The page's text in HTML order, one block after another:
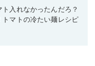
入れなかったんだろ？
トマトの冷たい麺レシピ